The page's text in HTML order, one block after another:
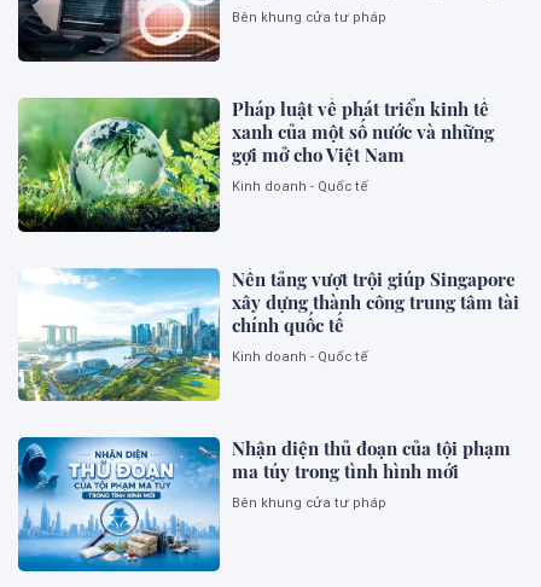
Bên khung cửa tư pháp
Pháp luật về phát triển kinh tế
xanh của một số nước và những
gợi mở cho Việt Nam
Kinh doanh - Quốc tế
Nền tảng vượt trội giúp Singapore
xây dựng thành công trung tâm tài
chính quốc tế
Kinh doanh - Quốc tế
Nhận diện thủ đoạn của tội phạm
ma túy trong tình hình mới
Bên khung cửa tư pháp